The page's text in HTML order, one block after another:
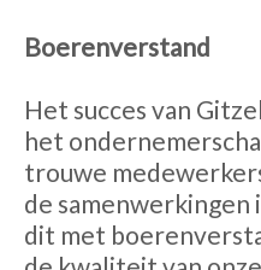
Boerenverstand
Het succes van
het
trouwe
de samenwerkingen
dit met